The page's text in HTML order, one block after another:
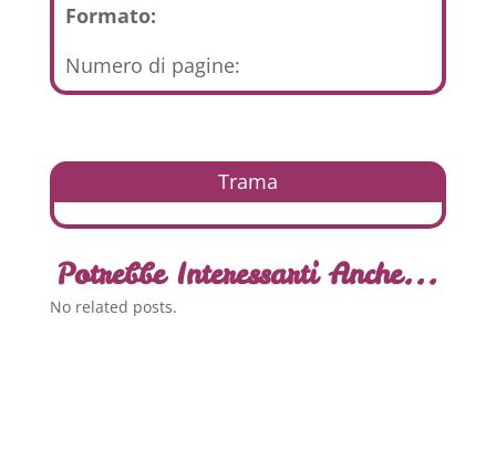
Formato:
Numero di pagine:
Trama
Potrebbe Interessarti Anche...
No related posts.